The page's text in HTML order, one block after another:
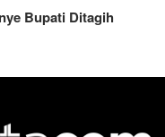
Bupati Ditagih